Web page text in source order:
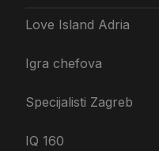
Love Island Adria
Igra chefova
Specijalisti Zagreb
IQ 160